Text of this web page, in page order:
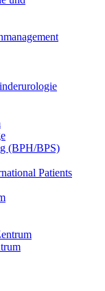
(BPH/BPS)
Patients